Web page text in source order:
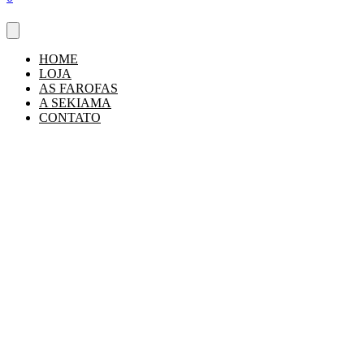
HOME
LOJA
AS FAROFAS
A SEKIAMA
CONTATO